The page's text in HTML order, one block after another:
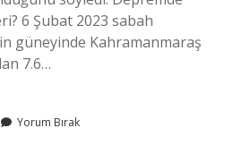
6 Şubat 2023 sabah
güneyinde Kahramanmaraş
7.6…
Yorum Bırak